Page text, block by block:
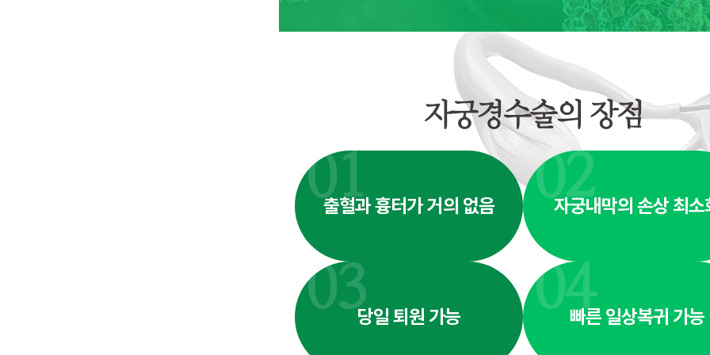
자궁경수술의 장점
01
출혈과 흉터가 거의 없음 02
자궁내막의 손상 최소
03당일 퇴원 가능 04빠른 일상복귀 가능